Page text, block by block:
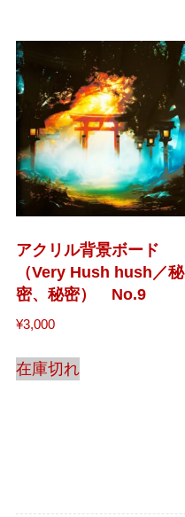
アクリル背景ボード
（Very Hush hush／秘
密、秘密） No.9
¥3,000
在庫切れ